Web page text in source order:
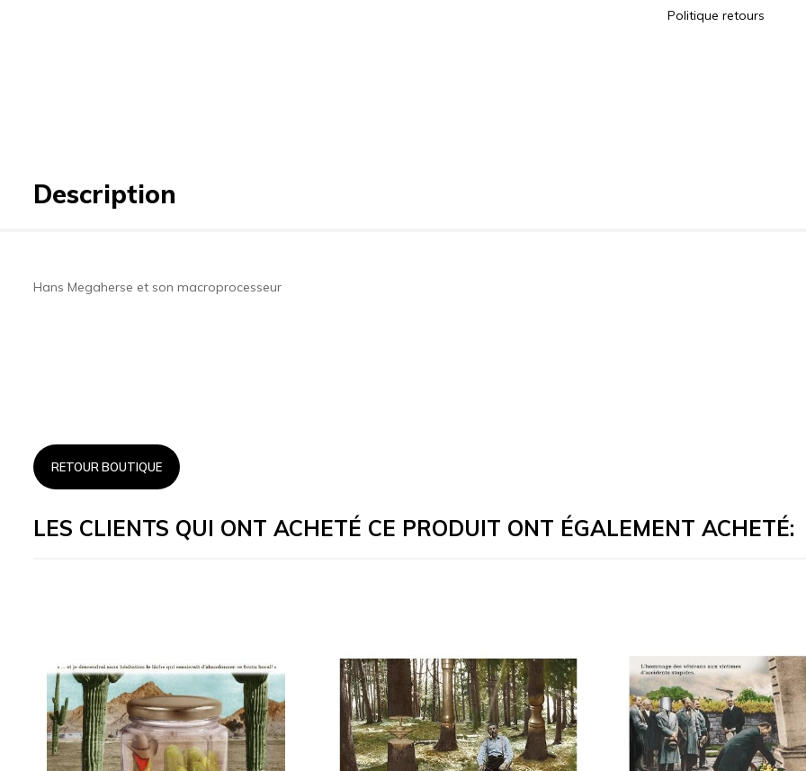
Politique retours
Description
Hans Megaherse et son macroprocesseur
RETOUR BOUTIQUE
LES CLIENTS QUI ONT ACHETÉ CE PRODUIT ONT ÉGALEMENT ACHETÉ: